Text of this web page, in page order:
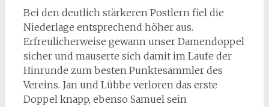
Bei den deutlich stärkeren Postlern fiel die
Niederlage entsprechend höher aus.
Erfreulicherweise gewann unser Damendoppel
sicher und mauserte sich damit im Laufe der
Hinrunde zum besten Punktesammler des
Vereins. Jan und Lübbe verloren das erste
Doppel knapp, ebenso Samuel sein